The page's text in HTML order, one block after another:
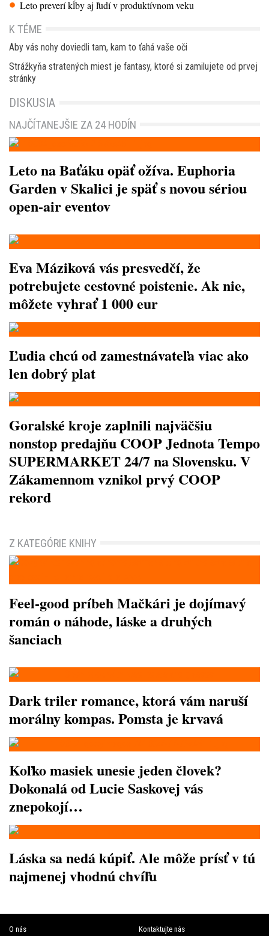
Leto preverí kĺby aj ľudí v produktívnom veku
K TÉME
Aby vás nohy doviedli tam, kam to ťahá vaše oči
Strážkyňa stratených miest je fantasy, ktoré si zamilujete od prvej
stránky
DISKUSIA
NAJČÍTANEJŠIE ZA 24 HODÍN
Leto na Baťáku opäť ožíva. Euphoria
Garden v Skalici je späť s novou sériou
open-air eventov
Eva Máziková vás presvedčí, že
potrebujete cestovné poistenie. Ak nie,
môžete vyhrať 1 000 eur
Ľudia chcú od zamestnávateľa viac ako
len dobrý plat
Goralské kroje zaplnili najväčšiu
nonstop predajňu COOP Jednota Tempo
SUPERMARKET 24/7 na Slovensku. V
Zákamennom vznikol prvý COOP
rekord
Z KATEGÓRIE KNIHY
Feel-good príbeh Mačkári je dojímavý
román o náhode, láske a druhých
šanciach
Dark triler romance, ktorá vám naruší
morálny kompas. Pomsta je krvavá
Koľko masiek unesie jeden človek?
Dokonalá od Lucie Saskovej vás
znepokojí…
Láska sa nedá kúpiť. Ale môže prísť v tú
najmenej vhodnú chvíľu
O nás Kontaktujte nás